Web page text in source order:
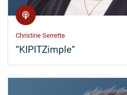
Christine Serrette
“KIPITZimple“